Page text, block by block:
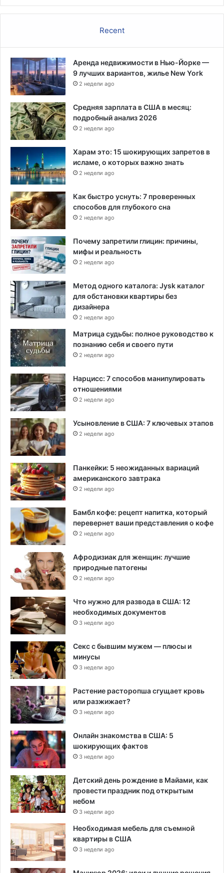
о
т
и
в
Й
е
л
ь
с
о
г
у
н
в
е
р
т
е
т
а
Recent
Аренда недвижимости в Нью-Йорке —
9 лучших вариантов, жилье New York
2 недели ago
Средняя зарплата в США в месяц:
подробный анализ 2026
2 недели ago
Харам это: 15 шокирующих запретов в
исламе, о которых важно знать
2 недели ago
Как быстро уснуть: 7 проверенных
способов для глубокого сна
2 недели ago
Почему запретили глицин: причины,
мифы и реальность
2 недели ago
Метод одного каталога: Jysk каталог
для обстановки квартиры без
дизайнера
2 недели ago
Матрица судьбы: полное руководство к
познанию себя и своего пути
2 недели ago
Нарцисс: 7 способов манипулировать
отношениями
2 недели ago
Усыновление в США: 7 ключевых этапов
2 недели ago
Панкейки: 5 неожиданных вариаций
американского завтрака
2 недели ago
Бамбл кофе: рецепт напитка, который
перевернет ваши представления о кофе
2 недели ago
Афродизиак для женщин: лучшие
природные патогены
2 недели ago
Что нужно для развода в США: 12
необходимых документов
3 недели ago
Секс с бывшим мужем — плюсы и
минусы
3 недели ago
Растение расторопша сгущает кровь
или разжижает?
3 недели ago
Онлайн знакомства в США: 5
шокирующих фактов
3 недели ago
Детский день рождение в Майами, как
провести праздник под открытым
небом
3 недели ago
Необходимая мебель для съемной
квартиры в США
3 недели ago